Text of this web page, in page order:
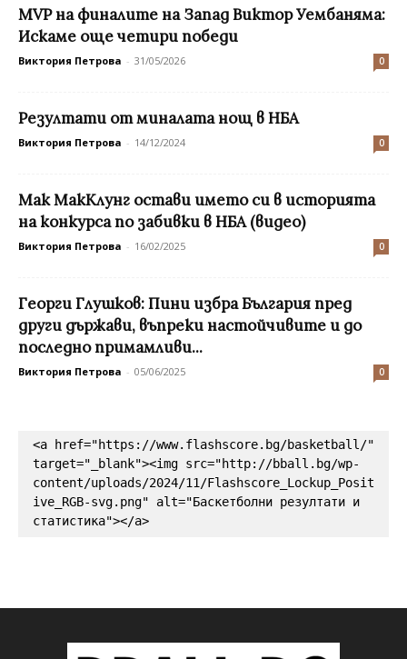
MVP на финалите на Запад Виктор Уембаняма:
Искаме още четири победи
Виктория Петрова - 31/05/2026 0
Резултати от миналата нощ в НБА
Виктория Петрова - 14/12/2024 0
Мак МакКлунг остави името си в историята
на конкурса по забивки в НБА (видео)
Виктория Петрова - 16/02/2025 0
Георги Глушков: Пини избра България пред
други държави, въпреки настойчивите и до
последно примамливи...
Виктория Петрова - 05/06/2025 0
<a href="https://www.flashscore.bg/basketball/"
target="_blank"><img src="http://bball.bg/wp-
content/uploads/2024/11/Flashscore_Lockup_Posit
ive_RGB-svg.png" alt="Баскетболни резултати и
статистика"></a>